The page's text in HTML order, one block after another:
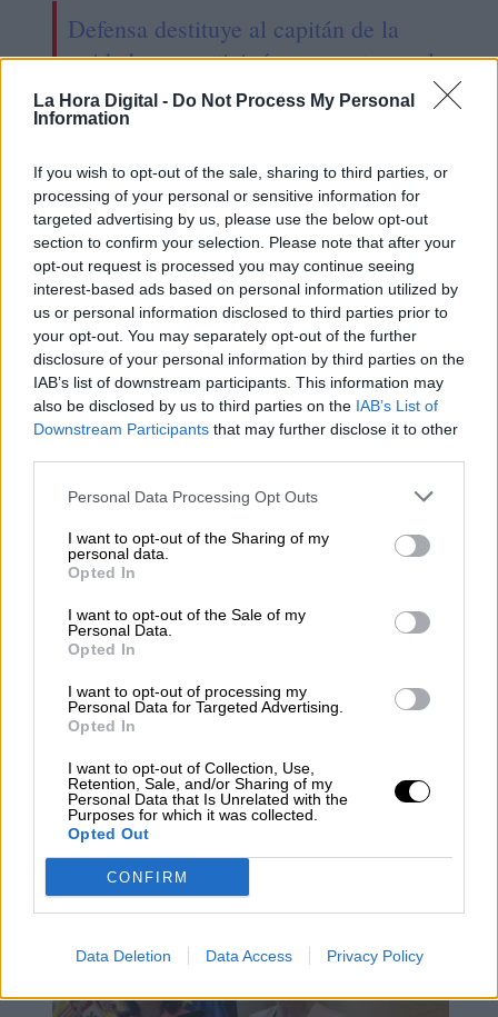
La Hora Digital - Do Not Process My Personal
Information
If you wish to opt-out of the sale, sharing to third parties, or
processing of your personal or sensitive information for
targeted advertising by us, please use the below opt-out
section to confirm your selection. Please note that after your
opt-out request is processed you may continue seeing
interest-based ads based on personal information utilized by
us or personal information disclosed to third parties prior to
your opt-out. You may separately opt-out of the further
disclosure of your personal information by third parties on the
IAB’s list of downstream participants. This information may
also be disclosed by us to third parties on the IAB’s List of
Downstream Participants that may further disclose it to other
Personal Data Processing Opt Outs
I want to opt-out of the Sharing of my
personal data.
Opted In
I want to opt-out of the Sale of my
Personal Data.
Opted In
I want to opt-out of processing my
Personal Data for Targeted Advertising.
Opted In
I want to opt-out of Collection, Use,
Retention, Sale, and/or Sharing of my
Personal Data that Is Unrelated with the
Purposes for which it was collected.
Opted Out
CONFIRM
Data Deletion Data Access Privacy Policy
Defensa destituye al capitán de la
unidad que participó en un acto en el
Valle de los Caídos
La ministra Robles ha ganado la
partida del espionaje
Robles coloca a su número dos,
Esperanza Casteleiro, al frente del
CNI